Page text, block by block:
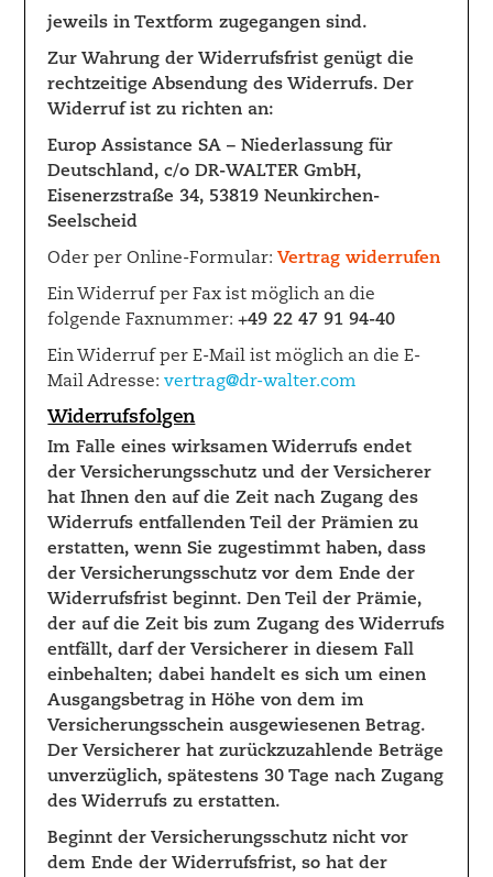
jeweils in Textform zugegangen sind.
Zur Wahrung der Widerrufsfrist genügt die
rechtzeitige Absendung des Widerrufs. Der
Widerruf ist zu richten an:
Europ Assistance SA – Niederlassung für
Deutschland, c/o DR-WALTER GmbH,
Eisenerzstraße 34, 53819 Neunkirchen-
Seelscheid
Oder per Online-Formular:Vertrag widerrufen
Ein Widerruf per Fax ist möglich an die
folgende Faxnummer:+49 22 47 91 94-40
Ein Widerruf per E-Mail ist möglich an die E-
Mail Adresse:vertrag@dr-walter.com
Widerrufsfolgen
Im Falle eines wirksamen Widerrufs endet
der Versicherungsschutz und der Versicherer
hat Ihnen den auf die Zeit nach Zugang des
Widerrufs entfallenden Teil der Prämien zu
erstatten, wenn Sie zugestimmt haben, dass
der Versicherungsschutz vor dem Ende der
Widerrufsfrist beginnt. Den Teil der Prämie,
der auf die Zeit bis zum Zugang des Widerrufs
entfällt, darf der Versicherer in diesem Fall
einbehalten; dabei handelt es sich um einen
Ausgangsbetrag in Höhe von dem im
Versicherungsschein ausgewiesenen Betrag.
Der Versicherer hat zurückzuzahlende Beträge
unverzüglich, spätestens 30 Tage nach Zugang
des Widerrufs zu erstatten.
Beginnt der Versicherungsschutz nicht vor
dem Ende der Widerrufsfrist, so hat der